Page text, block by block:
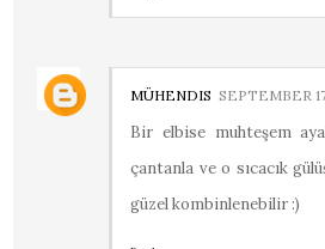
MÜHENDIS SEPTEMBER
Bir elbise muhteşem
çantanla ve o sıcacık
güzel kombinlenebilir :)